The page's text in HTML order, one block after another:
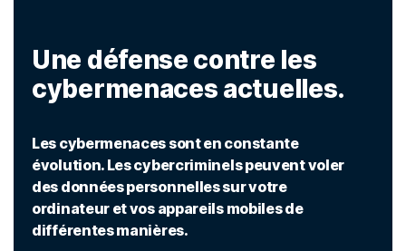
Une défense contre les
cybermenaces actuelles.
Les cybermenaces sont en constante
évolution. Les cybercriminels peuvent voler
des données personnelles sur votre
ordinateur et vos appareils mobiles de
différentes manières.